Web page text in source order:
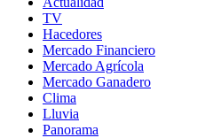
TV
Hacedores
Mercado Financiero
Mercado Agrícola
Mercado Ganadero
Clima
Lluvia
Panorama